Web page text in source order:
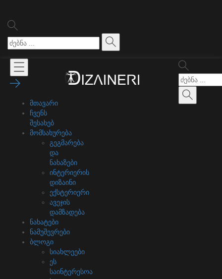
მთავარი
ჩვენს
შესახებ
მომსახურება
გეგმარება
და
ნახაზები
ინტერიერის
დიზაინი
ექსტერიერი
ავეჯის
დამზადება
ნახატები
ნამუშევრები
ბლოგი
სიახლეები
ეს
საინტერესოა